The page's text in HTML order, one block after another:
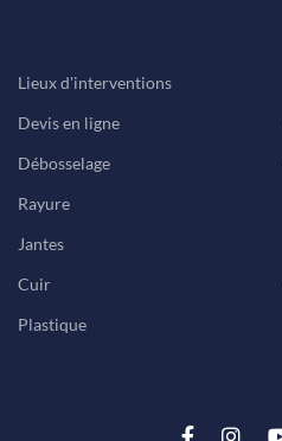
Lieux d'interventions
Devis en ligne
Débosselage
Rayure
Jantes
Cuir
Plastique